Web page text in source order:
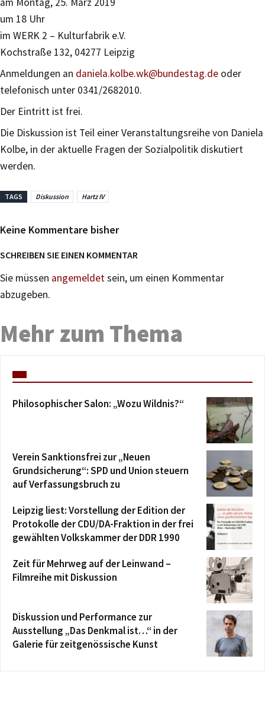
um 18 Uhr
im WERK 2 – Kulturfabrik e.V.
Kochstraße 132, 04277 Leipzig
Anmeldungen an daniela.kolbe.wk@bundestag.de oder
telefonisch unter 0341/2682010.
Der Eintritt ist frei.
Die Diskussion ist Teil einer Veranstaltungsreihe von Daniela
Kolbe, in der aktuelle Fragen der Sozialpolitik diskutiert
werden.
TAGS Diskussion Hartz IV
Keine Kommentare bisher
SCHREIBEN SIE EINEN KOMMENTAR
Sie müssen angemeldetsein, um einen Kommentar
abzugeben.
Mehr zum Thema
Philosophischer Salon: „Wozu Wildnis?“
Verein Sanktionsfrei zur „Neuen
Grundsicherung“: SPD und Union steuern
auf Verfassungsbruch zu
Leipzig liest: Vorstellung der Edition der
Protokolle der CDU/DA-Fraktion in der frei
gewählten Volkskammer der DDR 1990
Zeit für Mehrweg auf der Leinwand –
Filmreihe mit Diskussion
Diskussion und Performance zur
Ausstellung „Das Denkmal ist…“ in der
Galerie für zeitgenössische Kunst